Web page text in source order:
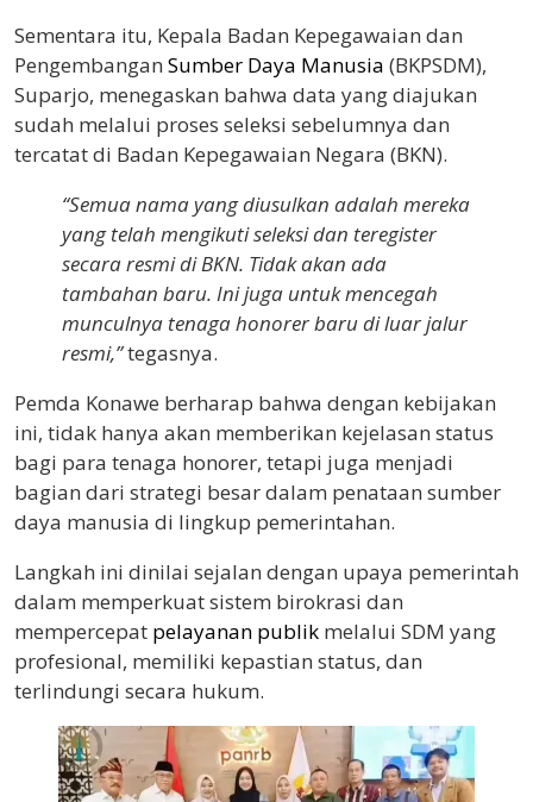
Sementara itu, Kepala Badan Kepegawaian dan
Pengembangan Sumber Daya Manusia (BKPSDM),
Suparjo, menegaskan bahwa data yang diajukan
sudah melalui proses seleksi sebelumnya dan
tercatat di Badan Kepegawaian Negara (BKN).
“Semua nama yang diusulkan adalah mereka
yang telah mengikuti seleksi dan teregister
secara resmi di BKN. Tidak akan ada
tambahan baru. Ini juga untuk mencegah
munculnya tenaga honorer baru di luar jalur
resmi,”tegasnya.
Pemda Konawe berharap bahwa dengan kebijakan
ini, tidak hanya akan memberikan kejelasan status
bagi para tenaga honorer, tetapi juga menjadi
bagian dari strategi besar dalam penataan sumber
daya manusia di lingkup pemerintahan.
Langkah ini dinilai sejalan dengan upaya pemerintah
dalam memperkuat sistem birokrasi dan
mempercepat pelayanan publik melalui SDM yang
profesional, memiliki kepastian status, dan
terlindungi secara hukum.